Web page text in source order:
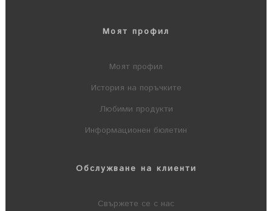
Моят профил
Моят профил
История на поръчките
Любими продукти
Информационен бюлетин
Обслужване на клиенти
Свържете се с нас